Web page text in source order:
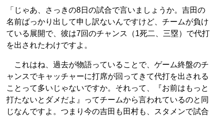
「じゃあ、さっきの8日の試合で言いましょうか。吉田の
名前ばっかり出して申し訳ないんですけど、チームが負け
ている展開で、彼は7回のチャンス（1死二、三塁）で代打
を出されたわけですよ。
これはね、過去が物語っていることで、ゲーム終盤のチ
ャンスでキャッチャーに打席が回ってきて代打を出される
ことって多いじゃないですか。それって、『お前はもっと
打たないとダメだよ』ってチームから言われているのと同
じなんですよ。つまり今の吉田も田村も、スタメンで試合